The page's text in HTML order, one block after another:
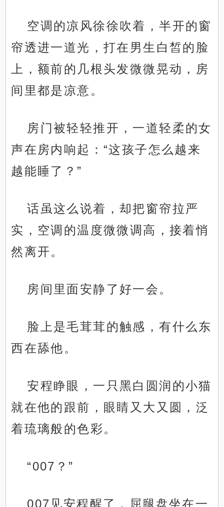
空调的凉风徐徐吹着，半开的窗
帘透进一道光，打在男生白皙的脸
上，额前的几根头发微微晃动，房
间里都是凉意。
房门被轻轻推开，一道轻柔的女
声在房内响起：“这孩子怎么越来
越能睡了？”
话虽这么说着，却把窗帘拉严
实，空调的温度微微调高，接着悄
然离开。
房间里面安静了好一会。
脸上是毛茸茸的触感，有什么东
西在舔他。
安程睁眼，一只黑白圆润的小猫
就在他的跟前，眼睛又大又圆，泛
着琉璃般的色彩。
“007？”
007见安程醒了，屈腿盘坐在一